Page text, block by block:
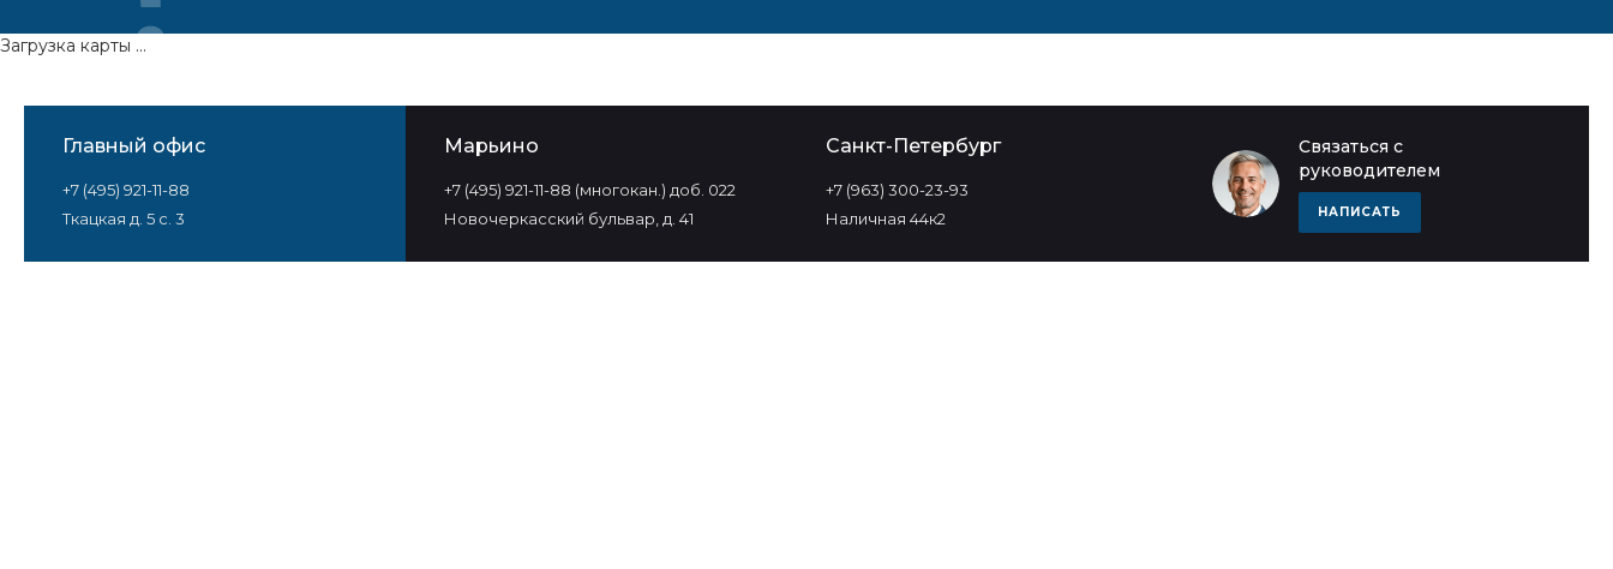
Связаться с
руководителем
НАПИСАТЬ
Главный офис
+7 (495) 921-11-88
Ткацкая д. 5 с. 3
Марьино
+7 (495) 921-11-88 (многокан.) доб. 022
Новочеркасский бульвар, д. 41
Санкт-Петербург
+7 (963) 300-23-93
Наличная 44к2
Загрузка карты ...